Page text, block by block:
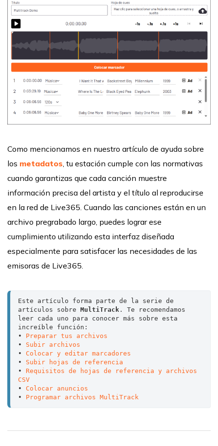
Como mencionamos en nuestro artículo de ayuda sobre
los metadatos, tu estación cumple con las normativas
cuando garantizas que cada canción muestre
información precisa del artista y el título al reproducirse
en la red de Live365. Cuando las canciones están en un
archivo pregrabado largo, puedes lograr ese
cumplimiento utilizando esta interfaz diseñada
especialmente para satisfacer las necesidades de las
emisoras de Live365.
Este artículo forma parte de la serie de
artículos sobre MultiTrack . Te recomendamos
leer cada uno para conocer más sobre esta
increíble función:
• Preparar tus archivos
• Subir archivos
• Colocar y editar marcadores
• Subir hojas de referencia
• Requisitos de hojas de referencia y archivos
CSV
• Colocar anuncios
• Programar archivos MultiTrack